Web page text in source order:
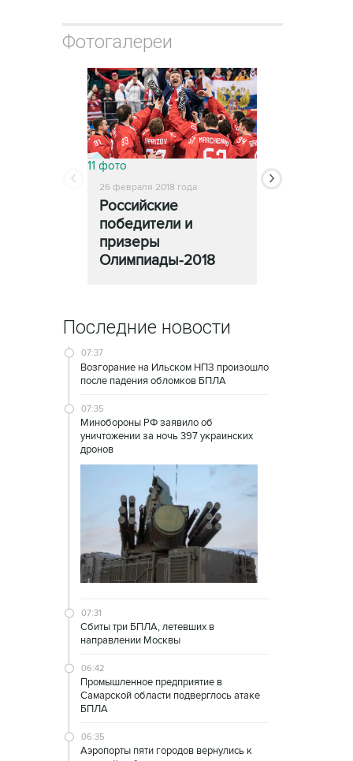
Фотогалереи
11 фото
26 февраля 2018 года
Российские
победители и
призеры
Олимпиады-2018
13 фото
25 февраля 2018
Последние новости
07:37
Возгорание на Ильском НПЗ произошло
после падения обломков БПЛА
07:35
Минобороны РФ заявило об
уничтожении за ночь 397 украинских
дронов
07:31
Сбиты три БПЛА, летевших в
направлении Москвы
06:42
Промышленное предприятие в
Самарской области подверглось атаке
БПЛА
06:35
Аэропорты пяти городов вернулись к